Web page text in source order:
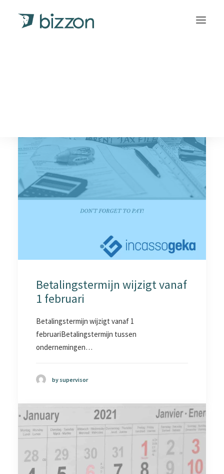
Betalingstermijn wijzigt vanaf
1 februari
Betalingstermijn wijzigt vanaf 1
februariBetalingstermijn tussen
ondernemingen…
by supervisor